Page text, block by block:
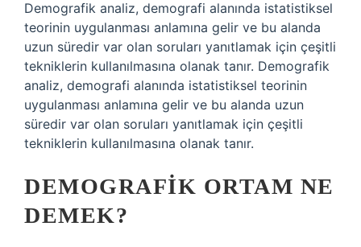
Demografik analiz, demografi alanında istatistiksel
teorinin uygulanması anlamına gelir ve bu alanda
uzun süredir var olan soruları yanıtlamak için çeşitli
tekniklerin kullanılmasına olanak tanır. Demografik
analiz, demografi alanında istatistiksel teorinin
uygulanması anlamına gelir ve bu alanda uzun
süredir var olan soruları yanıtlamak için çeşitli
tekniklerin kullanılmasına olanak tanır.
DEMOGRAFIK ORTAM NE
DEMEK?